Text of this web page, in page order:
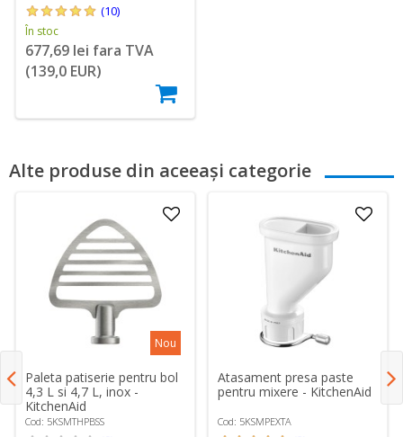
(10)
În stoc
677,69 lei fara TVA
(139,0 EUR)
Alte produse din aceeași categorie
Nou
Paleta patiserie pentru bol
4,3 L si 4,7 L, inox -
KitchenAid
Cod: 5KSMTHPBSS
Atasament presa paste
pentru mixere - KitchenAid
Cod: 5KSMPEXTA